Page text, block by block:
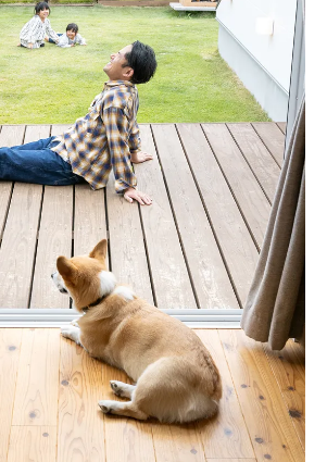
声を活かした柔軟な対応
も自由設計が選ばれる理由とは？
イフスタイルに合わせた設計
リフォームの自由度
映した外観デザイン
追求した空間設計
択肢の多さ
メンテナンスのしやすさ
市でのマイホーム計画にぴったり
ざした生活の魅力
土を活かした設計事例
との調和を考えた家づくり